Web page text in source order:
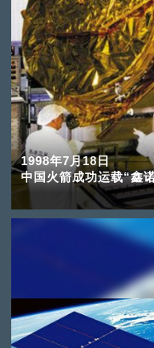
1998年7月18日
中国火箭成功运载“鑫